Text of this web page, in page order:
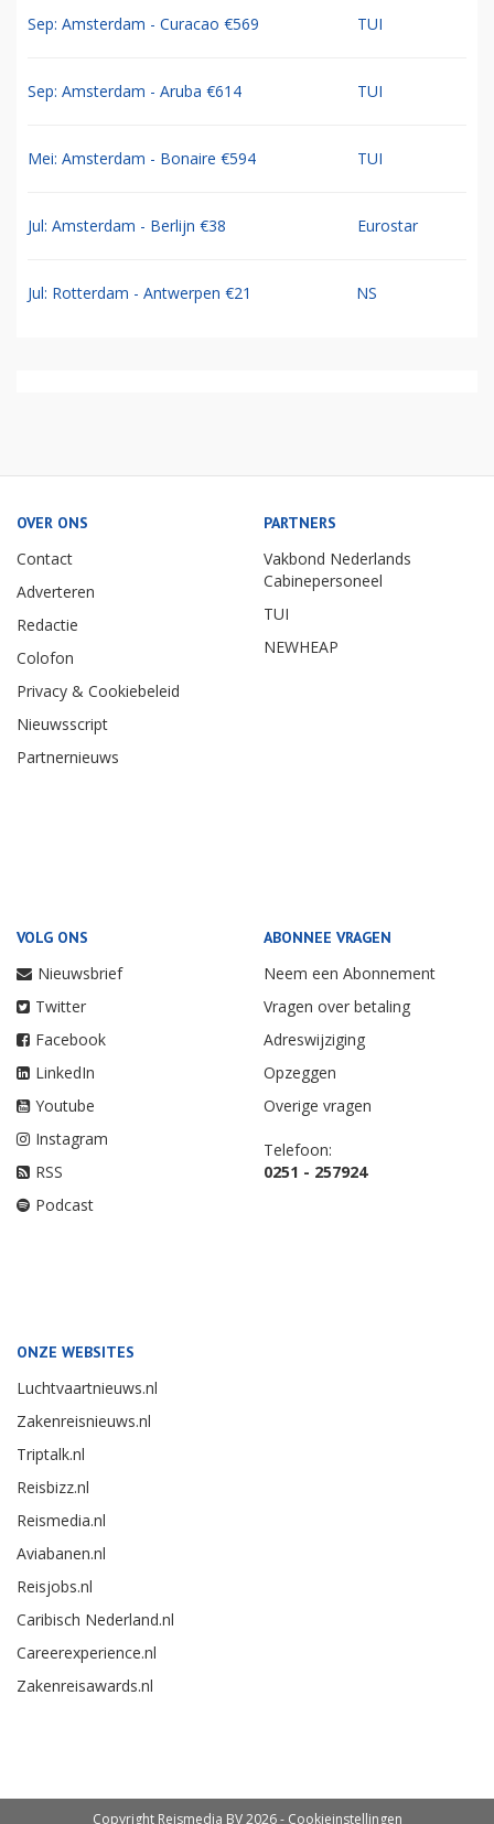
Sep: Amsterdam - Curacao €569 TUI
Sep: Amsterdam - Aruba €614 TUI
Mei: Amsterdam - Bonaire €594 TUI
Jul: Amsterdam - Berlijn €38 Eurostar
Jul: Rotterdam - Antwerpen €21 NS
OVER ONS
Contact
Adverteren
Redactie
Colofon
Privacy & Cookiebeleid
Nieuwsscript
Partnernieuws
PARTNERS
Vakbond Nederlands
Cabinepersoneel
TUI
NEWHEAP
VOLG ONS
Nieuwsbrief
Twitter
Facebook
LinkedIn
Youtube
Instagram
RSS
Podcast
ABONNEE VRAGEN
Neem een Abonnement
Vragen over betaling
Adreswijziging
Opzeggen
Overige vragen
Telefoon:
0251 - 257924
ONZE WEBSITES
Luchtvaartnieuws.nl
Zakenreisnieuws.nl
Triptalk.nl
Reisbizz.nl
Reismedia.nl
Aviabanen.nl
Reisjobs.nl
Caribisch Nederland.nl
Careerexperience.nl
Zakenreisawards.nl
Copyright Reismedia BV 2026 - Cookieinstellingen